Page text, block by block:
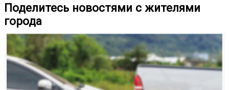
Поделитесь новостями с жителями
города